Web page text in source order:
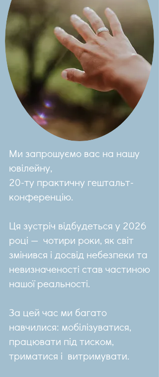
Ми запрошуємо вас на нашу
ювілейну,
20-ту практичну гештальт-
конференцію.
Ця зустріч відбудеться у 2026
році — чотири роки, як світ
змінився і досвід небезпеки та
невизначеності став частиною
нашої реальності.
За цей час ми багато
навчилися: мобілізуватися,
працювати під тиском,
триматися і витримувати.